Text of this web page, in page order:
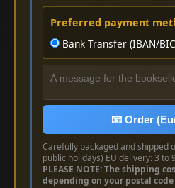
Preferred payment
Bank Transfer (IBAN/
📧 Order
Carefully packaged and shipped
public holidays) EU delivery: 3 to
PLEASE NOTE: The shipping
depending on your postal code